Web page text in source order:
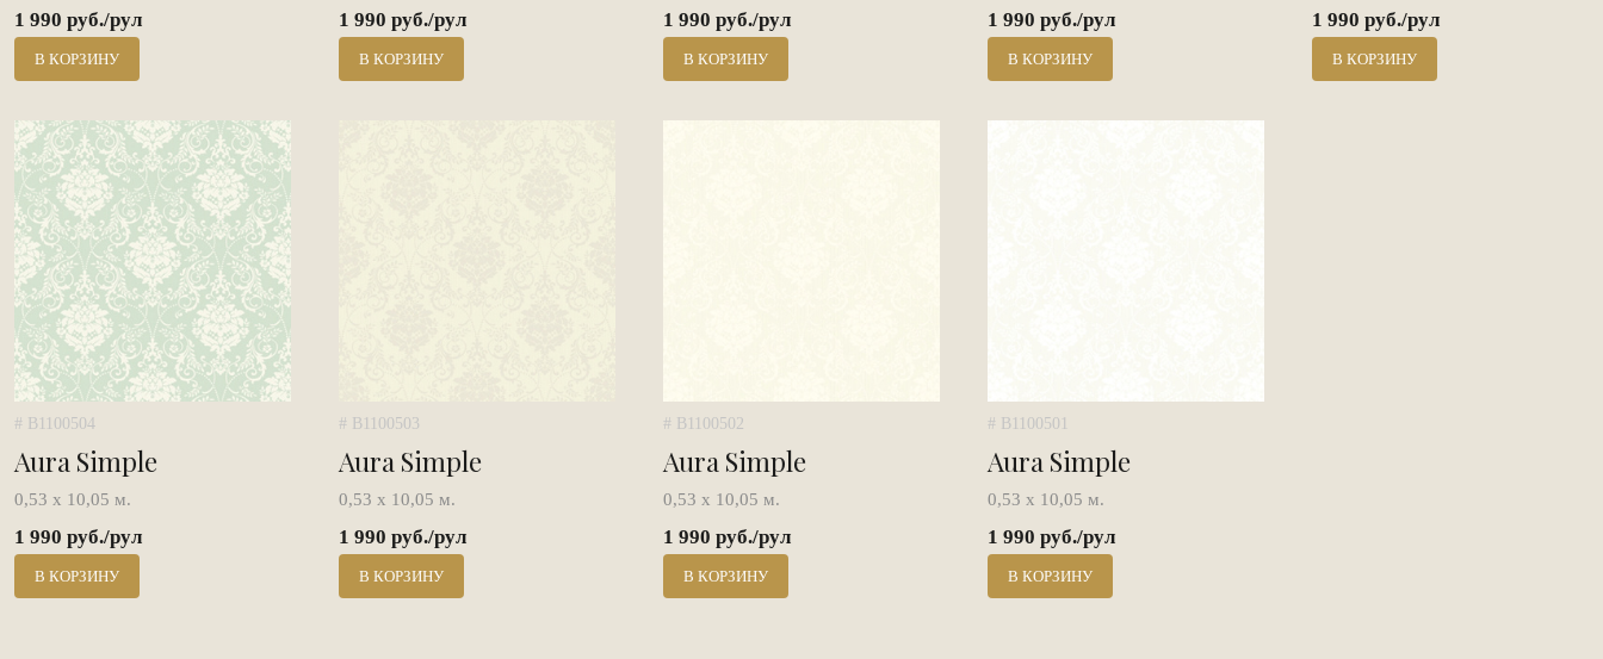
1 990 руб./рул
В КОРЗИНУ
1 990 руб./рул
В КОРЗИНУ
1 990 руб./рул
В КОРЗИНУ
1 990 руб./рул
В КОРЗИНУ
1 990 руб./рул
В КОРЗИНУ
# B1100504
Aura Simple
0,53 х 10,05 м.
1 990 руб./рул
В КОРЗИНУ
# B1100503
Aura Simple
0,53 х 10,05 м.
1 990 руб./рул
В КОРЗИНУ
# B1100502
Aura Simple
0,53 х 10,05 м.
1 990 руб./рул
В КОРЗИНУ
# B1100501
Aura Simple
0,53 х 10,05 м.
1 990 руб./рул
В КОРЗИНУ